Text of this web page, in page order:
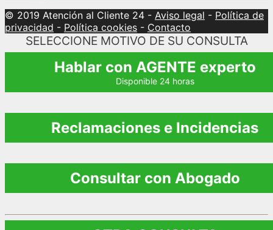
© 2019 Atención al Cliente 24 - Aviso legal - Política de
privacidad - Política cookies - Contacto
SELECCIONE MOTIVO DE SU CONSULTA
Hablar con AGENTE experto
Disponible 24 horas
Reclamaciones e Incidencias
Consultar con Abogado